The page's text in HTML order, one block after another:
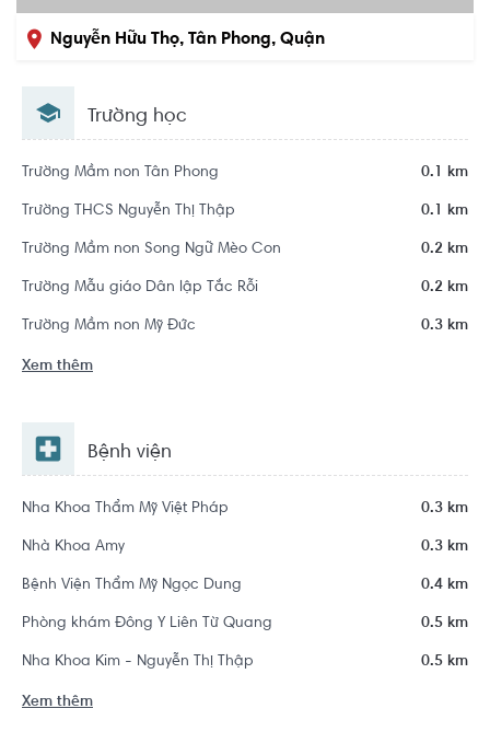
Nguyễn Hữu Thọ, Tân Phong, Quận
Trường học
Trường Mầm non Tân Phong 0.1 km
Trường THCS Nguyễn Thị Thập 0.1 km
Trường Mầm non Song Ngữ Mèo Con 0.2 km
Trường Mẫu giáo Dân lập Tắc Rỗi 0.2 km
Trường Mầm non Mỹ Đức 0.3 km
Xem thêm
Bệnh viện
Nha Khoa Thẩm Mỹ Việt Pháp 0.3 km
Nhà Khoa Amy 0.3 km
Bệnh Viện Thẩm Mỹ Ngọc Dung 0.4 km
Phòng khám Đông Y Liên Từ Quang 0.5 km
Nha Khoa Kim - Nguyễn Thị Thập 0.5 km
Xem thêm